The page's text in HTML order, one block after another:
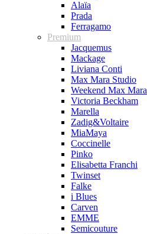
Alaïa
Prada
Ferragamo
Premium
Jacquemus
Mackage
Liviana Conti
Max Mara Studio
Weekend Max Mara
Victoria Beckham
Marella
Zadig&Voltaire
MiaMaya
Coccinelle
Pinko
Elisabetta Franchi
Twinset
Falke
i Blues
Carven
EMME
Semicouture